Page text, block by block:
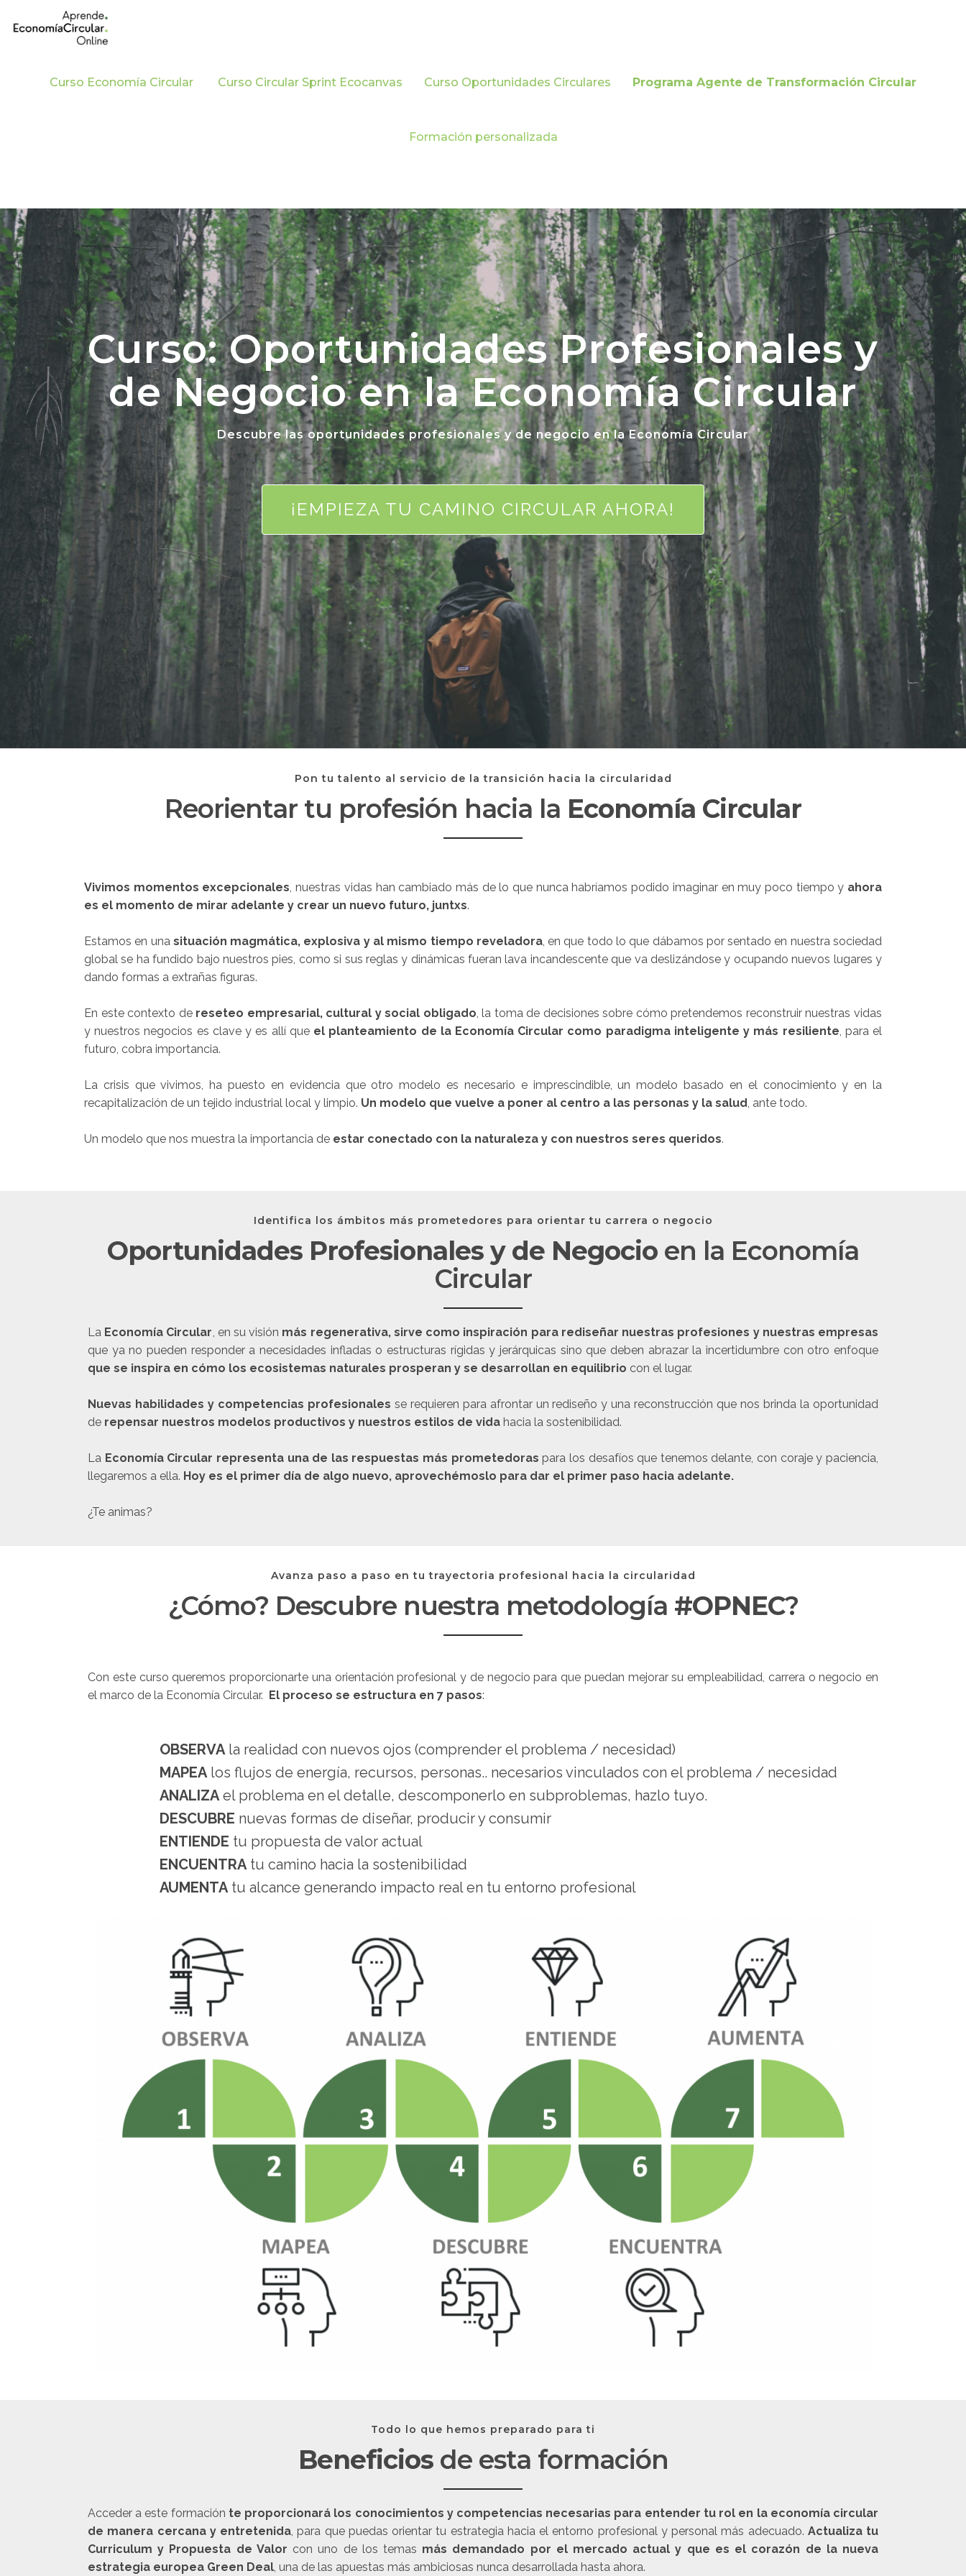
Curso Economía Circular Curso Circular Sprint Ecocanvas Curso Oportunidades Circulares Programa Agente de Transformación Circular
Formación personalizada
Curso: Oportunidades Profesionales y
de Negocio en la Economía Circular
Descubre las oportunidades profesionales y de negocio en la Economía Circular
¡EMPIEZA TU CAMINO CIRCULAR AHORA!
Pon tu talento al servicio de la transición hacia la circularidad
Reorientar tu profesión hacia la Economía Circular
Vivimos momentos excepcionales, nuestras vidas han cambiado más de lo que nunca habríamos podido imaginar en muy poco tiempo y ahora
es el momento de mirar adelante y crear un nuevo futuro, juntxs.
Estamos en una situación magmática, explosiva y al mismo tiempo reveladora, en que todo lo que dábamos por sentado en nuestra sociedad
global se ha fundido bajo nuestros pies, como si sus reglas y dinámicas fueran lava incandescente que va deslizándose y ocupando nuevos lugares y
dando formas a extrañas figuras.
En este contexto de reseteo empresarial, cultural y social obligado, la toma de decisiones sobre cómo pretendemos reconstruir nuestras vidas
y nuestros negocios es clave y es allí que el planteamiento de la Economía Circular como paradigma inteligente y más resiliente, para el
futuro, cobra importancia.
La crisis que vivimos, ha puesto en evidencia que otro modelo es necesario e imprescindible, un modelo basado en el conocimiento y en la
recapitalización de un tejido industrial local y limpio. Un modelo que vuelve a poner al centro a las personas y la salud, ante todo.
Un modelo que nos muestra la importancia de estar conectado con la naturaleza y con nuestros seres queridos.
Identifica los ámbitos más prometedores para orientar tu carrera o negocio
Oportunidades Profesionales y de Negocio en la Economía
Circular
La Economía Circular, en su visión más regenerativa, sirve como inspiración para rediseñar nuestras profesiones y nuestras empresas
que ya no pueden responder a necesidades infladas o estructuras rígidas y jerárquicas sino que deben abrazar la incertidumbre con otro enfoque
que se inspira en cómo los ecosistemas naturales prosperan y se desarrollan en equilibrio con el lugar.
Nuevas habilidades y competencias profesionales se requieren para afrontar un rediseño y una reconstrucción que nos brinda la oportunidad
de repensar nuestros modelos productivos y nuestros estilos de vida hacia la sostenibilidad.
La Economía Circular representa una de las respuestas más prometedoraspara los desafíos que tenemos delante, con coraje y paciencia,
llegaremos a ella. Hoy es el primer día de algo nuevo, aprovechémoslo para dar el primer paso hacia adelante.
¿Te animas?
Avanza paso a paso en tu trayectoria profesional hacia la circularidad
¿Cómo? Descubre nuestra metodología #OPNEC?
Con este curso queremos proporcionarte una orientación profesional y de negocio para que puedan mejorar su empleabilidad, carrera o negocio en
el marco de la Economía Circular. El proceso se estructura en 7 pasos:
OBSERVAla realidad con nuevos ojos (comprender el problema / necesidad)
MAPEAlos flujos de energía, recursos, personas.. necesarios vinculados con el problema / necesidad
ANALIZAel problema en el detalle, descomponerlo en subproblemas, hazlo tuyo.
DESCUBRE nuevas formas de diseñar, producir y consumir
ENTIENDE tu propuesta de valor actual
ENCUENTRAtu camino hacia la sostenibilidad
AUMENTAtu alcance generando impacto real en tu entorno profesional
Todo lo que hemos preparado para ti
Beneficiosde esta formación
Acceder a este formación te proporcionará los conocimientos y competencias necesarias para entender tu rol en la economía circular
de manera cercana y entretenida , para que puedas orientar tu estrategia hacia el entorno profesional y personal más adecuado. Actualiza tu
Curriculum y Propuesta de Valor con uno de los temas más demandado por el mercado actual y que es el corazón de la nueva
estrategia europea Green Deal , una de las apuestas más ambiciosas nunca desarrollada hasta ahora.